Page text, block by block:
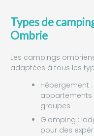
Types de
Ombrie
Les campings
adaptées à tous les
Hébergement
appartements
groupes
Glamping :
pour des